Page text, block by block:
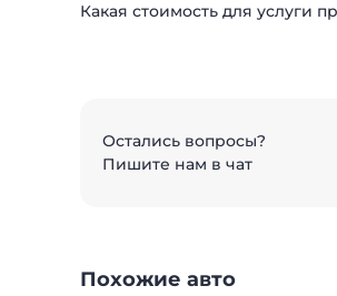
Какая стоимость для услуги
Остались вопросы?
Пишите нам в чат
Похожие авто